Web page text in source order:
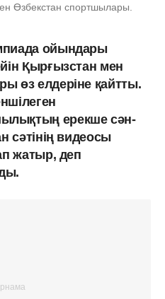
Өзбекстан спортшылары.
ойындары
Қырғызстан мен
өз елдеріне қайтты.
ерекше сән-
сәтінің видеосы
жатыр, деп